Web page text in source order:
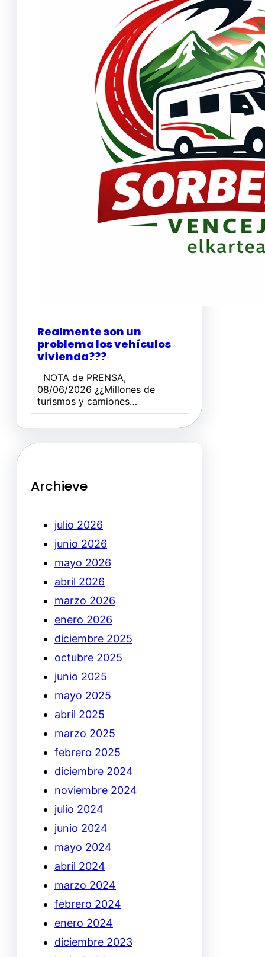
Realmente son un
problema los vehículos
vivienda???
NOTA de PRENSA,
08/06/2026 ¿¿Millones de
turismos y camiones…
Archieve
julio 2026
junio 2026
mayo 2026
abril 2026
marzo 2026
enero 2026
diciembre 2025
octubre 2025
junio 2025
mayo 2025
abril 2025
marzo 2025
febrero 2025
diciembre 2024
noviembre 2024
julio 2024
junio 2024
mayo 2024
abril 2024
marzo 2024
febrero 2024
enero 2024
diciembre 2023